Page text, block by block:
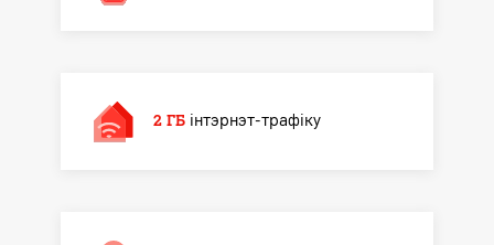
2 ГБ інтэрнэт-трафіку